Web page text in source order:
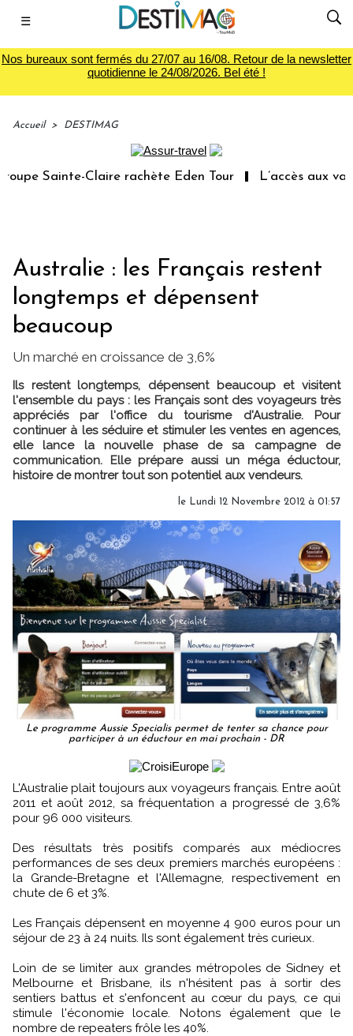
☰
Nos bureaux sont fermés du 27/07 au 16/08. Retour de la newsletter
quotidienne le 24/08/2026. Bel été !
Accueil > DESTIMAG
Sainte-Claire rachète Eden Tour L’accès aux
Australie : les Français restent
longtemps et dépensent
beaucoup
Un marché en croissance de 3,6%
Ils restent longtemps, dépensent beaucoup et visitent
l'ensemble du pays : les Français sont des voyageurs très
appréciés par l'office du tourisme d'Australie. Pour
continuer à les séduire et stimuler les ventes en agences,
elle lance la nouvelle phase de sa campagne de
communication. Elle prépare aussi un méga éductour,
histoire de montrer tout son potentiel aux vendeurs.
le Lundi 12 Novembre 2012 à 01:57
Le programme Aussie Specialis permet de tenter sa chance pour
participer à un éductour en mai prochain - DR
L'Australie plait toujours aux voyageurs français. Entre août
2011 et août 2012, sa fréquentation a progressé de 3,6%
pour 96 000 visiteurs.
Des résultats très positifs comparés aux médiocres
performances de ses deux premiers marchés européens :
la Grande-Bretagne et l'Allemagne, respectivement en
chute de 6 et 3%.
Les Français dépensent en moyenne 4 900 euros pour un
séjour de 23 à 24 nuits. Ils sont également très curieux.
Loin de se limiter aux grandes métropoles de Sidney et
Melbourne et Brisbane, ils n'hésitent pas à sortir des
sentiers battus et s'enfoncent au cœur du pays, ce qui
stimule l'économie locale. Notons également que le
nombre de repeaters frôle les 40%.